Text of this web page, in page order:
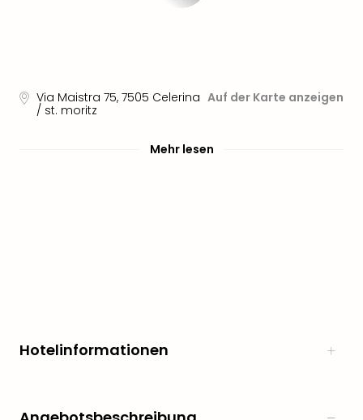
Via Maistra 75, 7505 Celerina
/ st. moritz
Auf der Karte anzeigen
Mehr lesen
Hotelinformationen